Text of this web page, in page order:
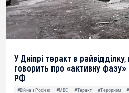
У Дніпрі теракт в
говорить про «активну
РФ
#Війна з Росією #МВС #Теракт #Тероризм